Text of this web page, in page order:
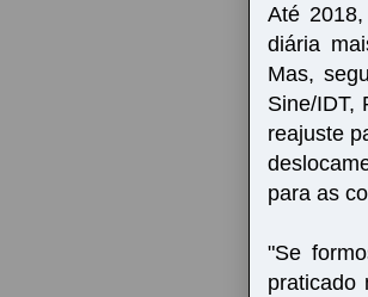
Até
diária
Mas,
Sine/IDT,
reajuste
para as
"Se
praticado